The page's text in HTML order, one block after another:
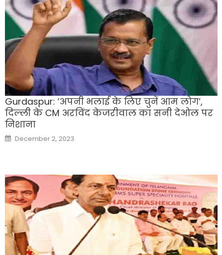
Gurdaspur: ‘अपनी भलाई के लिए चुनें आम लोग’,
दिल्ली के CM अरविंद केजरीवाल का सनी देओल पर
निशाना
Posted
on
December 2, 2023